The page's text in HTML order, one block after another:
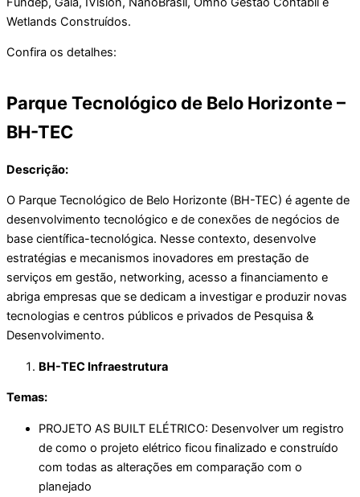
Wetlands Construídos.
Confira os detalhes:
Parque Tecnológico de Belo Horizonte –
BH-TEC
Descrição:
O Parque Tecnológico de Belo Horizonte (BH-TEC) é agente de
desenvolvimento tecnológico e de conexões de negócios de
base científica-tecnológica. Nesse contexto, desenvolve
estratégias e mecanismos inovadores em prestação de
serviços em gestão, networking, acesso a financiamento e
abriga empresas que se dedicam a investigar e produzir novas
tecnologias e centros públicos e privados de Pesquisa &
Desenvolvimento.
BH-TEC Infraestrutura
Temas:
PROJETO AS BUILT ELÉTRICO: Desenvolver um registro
de como o projeto elétrico ficou finalizado e construído
com todas as alterações em comparação com o
planejado